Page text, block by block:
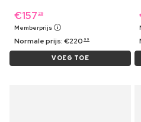
€157 29
Memberprijs
Normale prijs:€220 99
VOEG TOE